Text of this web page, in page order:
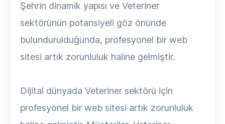
Şehrin dinamik yapısı ve Veteriner
sektörünün potansiyeli göz önünde
bulundurulduğunda, profesyonel bir web
sitesi artık zorunluluk haline gelmiştir.
Dijital dünyada Veteriner sektörü için
profesyonel bir web sitesi artık zorunluluk